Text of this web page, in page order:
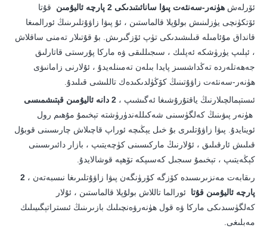
ئۆرلەش ھۈنەر-سەنئەت پىۋا سانائىتىدىكى 2 پارچە ئاليۇمىن
قۇتا
ئۆتكۈنچى يۈزلىنىش بولۇپلا قالماستىن ، ئۇ پىۋا زاۋۇتلىرىنىڭ ئورالمىغا
قانداق مۇئامىلە قىلىشىدىكى تۈپ ئۆزگىرىش. بۇ قۇتىلار تەمنى ساقلاش
، ئېلىپ يۈرۈشكە ئەپلىك ، سىجىللىقى ۋە ماركا پۇرسىتى قاتارلىق
جەھەتلەردە تەڭداشسىز پايدا بىلەن تەمىنلەيدۇ ، ئۇلارنى زامانىۋى
ھۈنەر-سەنئەت زاۋۇتىنىڭ كۆڭۈلدىكىدەك تاللىشى قىلىدۇ.
ئىستېمالچىلارنىڭ ياقتۇرۇشىغا ئەگىشىپ ، 2 دانە ئاليۇمىن قېتىشمىسى
ھۈنەر پىۋىنىڭ كەلگۈسىنى شەكىللەندۈرۈشتە تېخىمۇ مۇھىم رول
ئوينايدۇ. پىۋا زاۋۇتلىرى بۇ خىل يېڭىچە ئوراپ قاچىلاش چارىسىنى قوبۇل
قىلىش ئارقىلىق ، ئۇلارنىڭ ماركىسىنى كۈچەيتىپ ، بازار دائىرىسىنى
كېڭەيتىپ ، تېخىمۇ سىجىل كەسىپكە تۆھپە قوشالايدۇ.
رىقابەت مەنزىرىسىدە كۆزگە كۆرۈنگەن پىۋا زاۋۇتلىرىغا نىسبەتەن ، 2
پارچە ئاليۇمىن قۇتا
ئورالما تاللاش بولۇپلا قالماستىن ، ئۇلار
كەلگۈسىدىكى ماركا ۋە قول ھۈنەرۋەنچىلىك بازىرىنىڭ ئىستراتېگىيىلىك
مەبلىغى.